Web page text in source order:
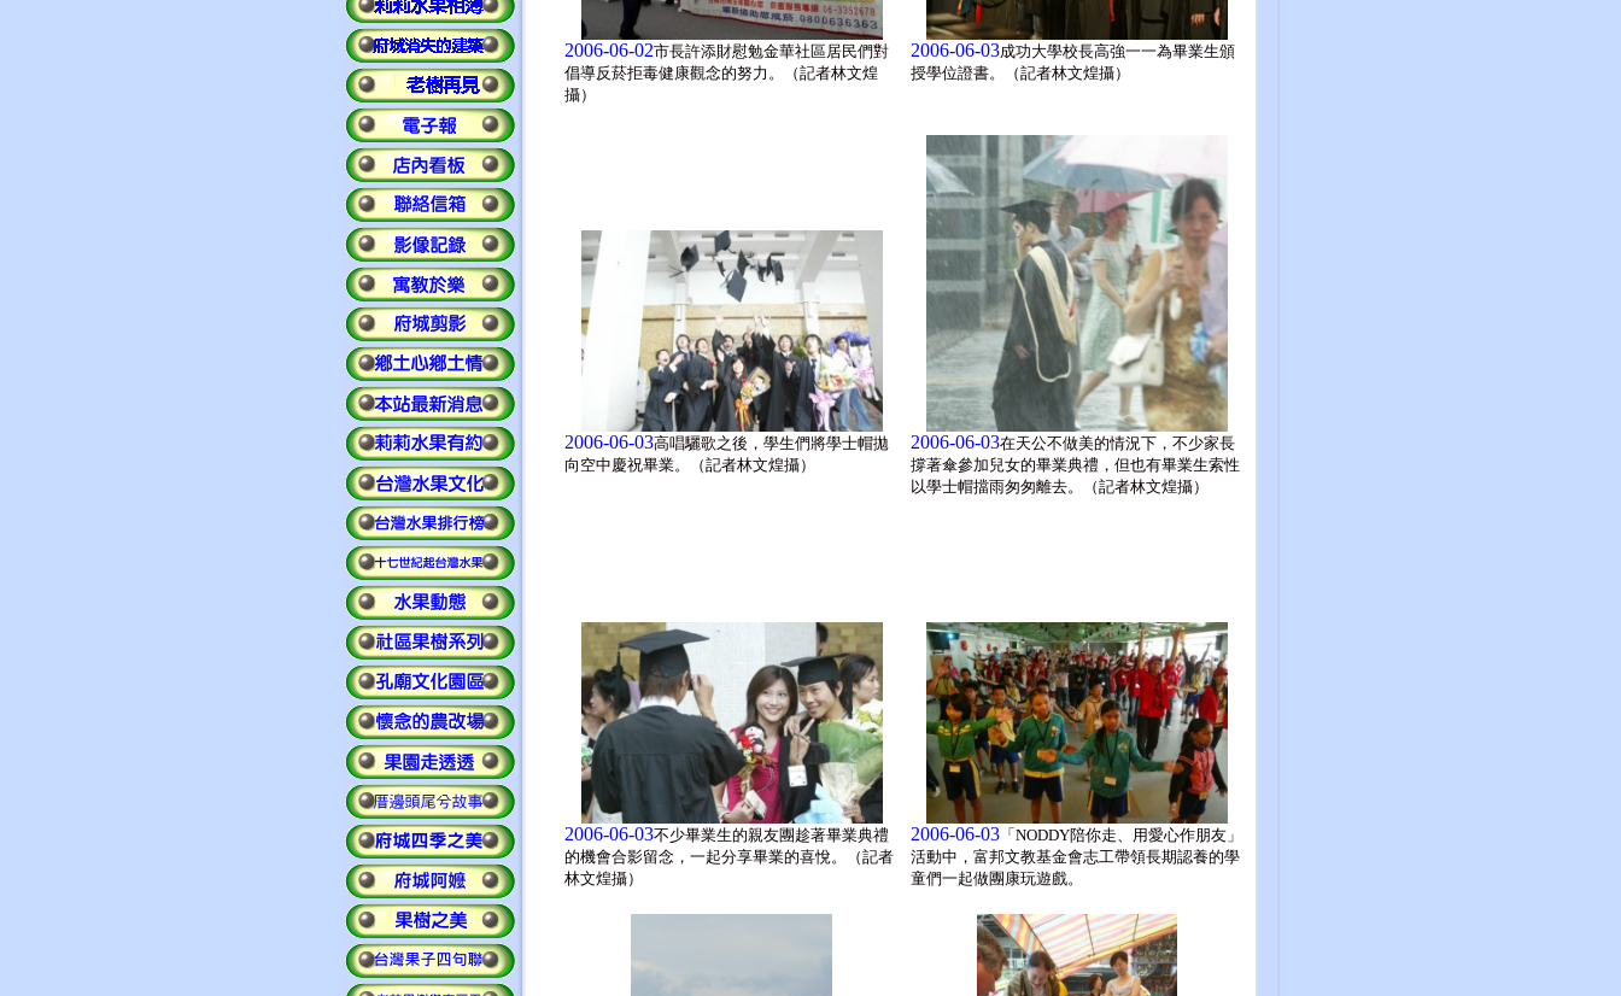
2006-06-02市長許添財慰勉金華社區居民們對
倡導反菸拒毒健康觀念的努力。（記者林文煌
攝）
2006-06-03成功大學校長高強一一為畢業生頒
授學位證書。（記者林文煌攝）
2006-06-03高唱驪歌之後，學生們將學士帽拋
向空中慶祝畢業。（記者林文煌攝）
2006-06-03在天公不做美的情況下，不少家長
撐著傘參加兒女的畢業典禮，但也有畢業生索性
以學士帽擋雨匆匆離去。（記者林文煌攝）
2006-06-03不少畢業生的親友團趁著畢業典禮
的機會合影留念，一起分享畢業的喜悅。（記者
林文煌攝）
2006-06-03 「NODDY陪你走、用愛心作朋友」
活動中，富邦文教基金會志工帶領長期認養的學
童們一起做團康玩遊戲。